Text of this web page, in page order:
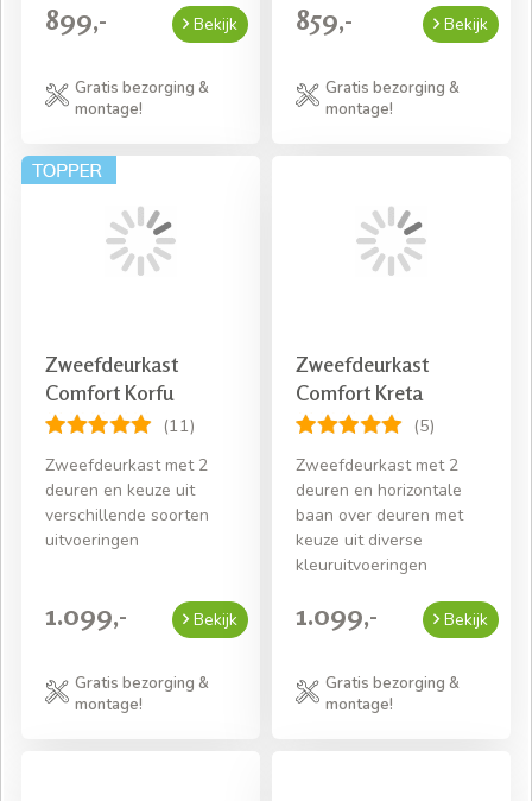
899,- Bekijk
Gratis bezorging &
montage!
859,- Bekijk
Gratis bezorging &
montage!
Zweefdeurkast
Comfort Korfu
(11)
Zweefdeurkast met 2
deuren en keuze uit
verschillende soorten
uitvoeringen
1.099,- Bekijk
Gratis bezorging &
montage!
Zweefdeurkast
Comfort Kreta
(5)
Zweefdeurkast met 2
deuren en horizontale
baan over deuren met
keuze uit diverse
kleuruitvoeringen
1.099,- Bekijk
Gratis bezorging &
montage!